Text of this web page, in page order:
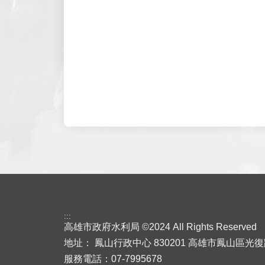
:::
高雄市政府水利局 ©2024 All Rights Reserved
地址：
鳳山行政中心 830201 高雄市鳳山區光
服務電話：07-7995678